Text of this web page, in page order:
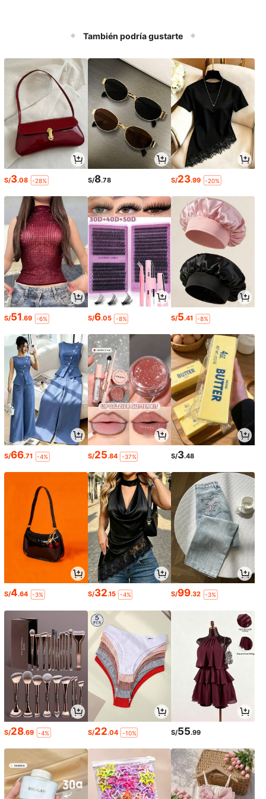
También podría gustarte
S/3.08 -28% S/8.78 S/23.99 -20%
S/51.69 -6% S/6.05 -8% S/5.41 -8%
S/66.71 -4% S/25.84 -37% S/3.48
S/4.64 -3% S/32.15 -4% S/99.32 -3%
S/28.69 -4% S/22.04 -10% S/55.99